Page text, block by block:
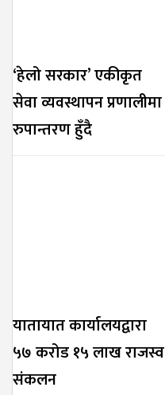
‘हेलो सरकार’ एकीकृत
सेवा व्यवस्थापन प्रणालीमा
रुपान्तरण हुँदै
यातायात कार्यालयद्वारा
५७ करोड १५ लाख राजस्व
संकलन